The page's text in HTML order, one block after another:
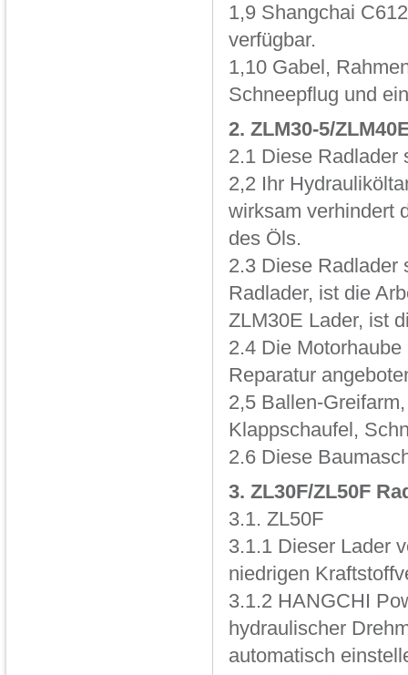
1,9 Shangchai
verfügbar.
1,10 Gabel,
Schneepflug und
2. ZLM30-5/
2.1 Diese Radlader
2,2 Ihr
wirksam verhindert
des Öls.
2.3 Diese Radlader
Radlader, ist die
ZLM30E Lader, ist
2.4 Die
Reparatur
2,5 Ballen-
Klappschaufel,
2.6 Diese
3. ZL30F/ZL50F
3.1. ZL50F
3.1.1 Dieser Lader
niedrigen
3.1.2 HANGCHI
hydraulischer
automatisch